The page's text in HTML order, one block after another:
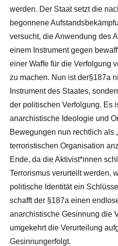
werden. Der Staat setzt die
begonnene
versucht, die Anwendung des
einem Instrument gegen
einer Waffe für die Verfolgung
zu machen. Nun ist der§187a
Instrument des Staates,
der politischen Verfolgung. Es
anarchistische Ideologie und
Bewegungen nun rechtlich als
terroristischen Organisation
Ende, da die Aktivist*innen
Terrorismus verurteilt werden,
politische Identität ein
schafft der §187a einen
anarchistische Gesinnung die
umgekehrt die Verurteilung
Gesinnungerfolgt.